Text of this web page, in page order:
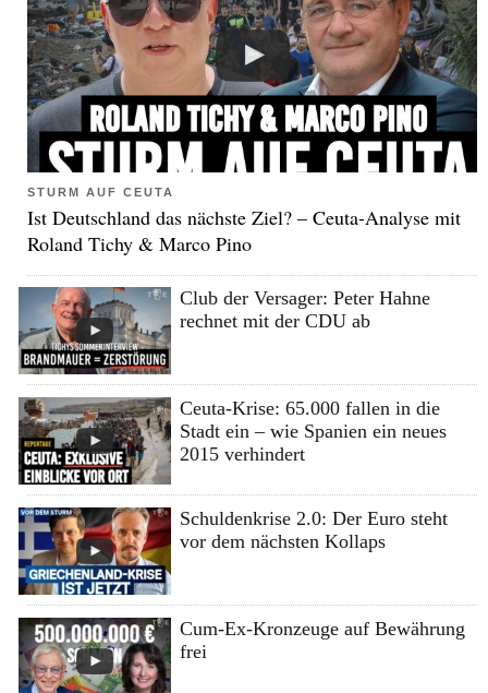
STURM AUF CEUTA
Ist Deutschland das nächste Ziel? – Ceuta-Analyse mit
Roland Tichy & Marco Pino
Club der Versager: Peter Hahne
rechnet mit der CDU ab
Ceuta-Krise: 65.000 fallen in die
Stadt ein – wie Spanien ein neues
2015 verhindert
Schuldenkrise 2.0: Der Euro steht
vor dem nächsten Kollaps
Cum-Ex-Kronzeuge auf Bewährung
frei